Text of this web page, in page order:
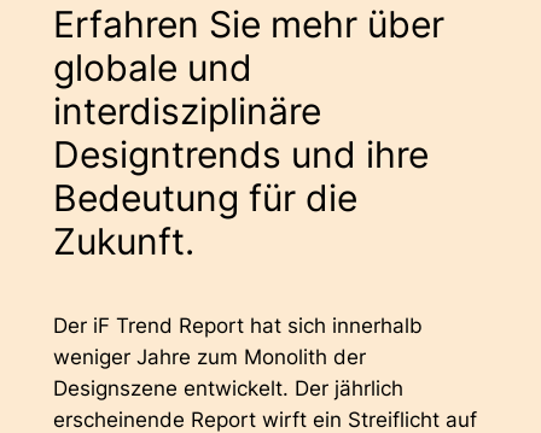
Erfahren Sie mehr über
globale und
interdisziplinäre
Designtrends und ihre
Bedeutung für die
Zukunft.
Der iF Trend Report hat sich innerhalb
weniger Jahre zum Monolith der
Designszene entwickelt. Der jährlich
erscheinende Report wirft ein Streiflicht auf